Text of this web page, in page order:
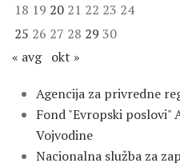
18 19 20 21 22 23 24
25 26 27 28 29 30
« avg okt »
Agencija za privredne
Fond "Evropski
Vojvodine
Nacionalna služba za